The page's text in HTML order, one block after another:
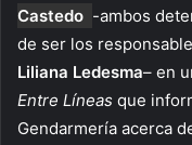
Castedo -ambos
de ser los
Liliana Ledesma– en
Entre Líneas que
Gendarmería acerca